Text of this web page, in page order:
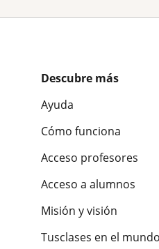
Descubre más
Ayuda
Cómo funciona
Acceso profesores
Acceso a alumnos
Misión y visión
Tusclases en el mundo